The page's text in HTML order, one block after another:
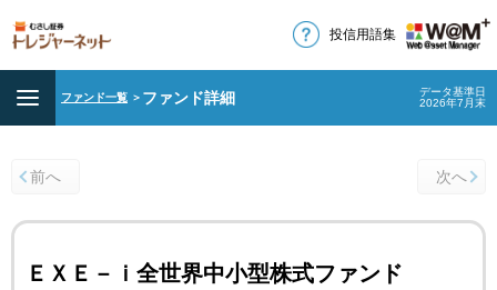
投信用語集
ファンド一覧 ＞ ファンド詳細
データ基準日
2026年7月末
前へ 次へ
ＥＸＥ－ｉ全世界中小型株式ファンド